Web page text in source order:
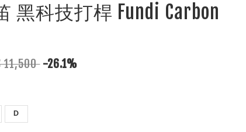
黑科技打桿 Fundi Carbon
11,500 -26.1%
D